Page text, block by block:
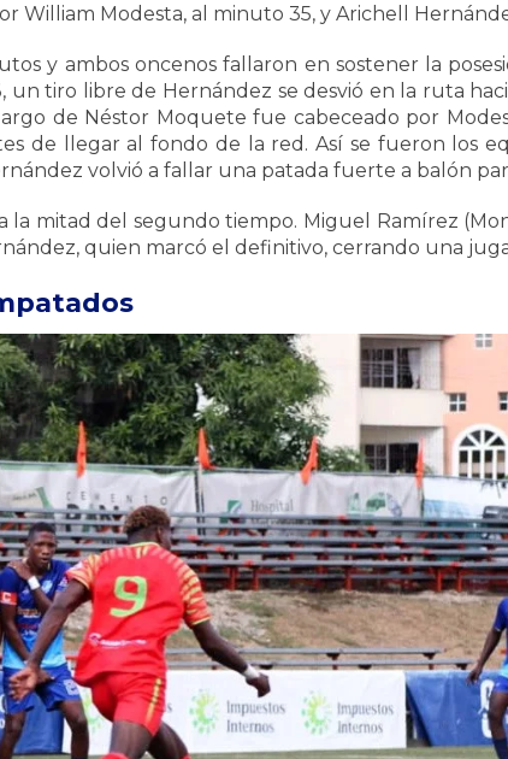
William Modesta, al minuto 35, y Arichell
y ambos oncenos fallaron en sostener la
tiro libre de Hernández se desvió en la ruta
de Néstor Moquete fue cabeceado por
de llegar al fondo de la red. Así se fueron los
volvió a fallar una patada fuerte a balón
la mitad del segundo tiempo. Miguel Ramírez
quien marcó el definitivo, cerrando una